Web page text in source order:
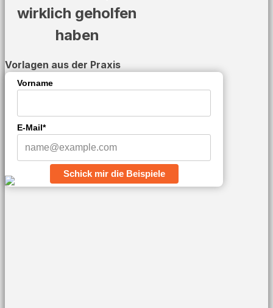
wirklich geholfen
haben
Vorlagen aus der Praxis
Vorname
E-Mail*
Schick mir die Beispiele